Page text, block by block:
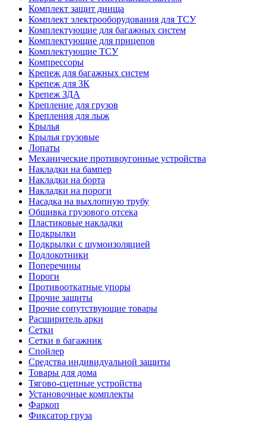
Комплект защит днища
Комплект электрооборудования для ТСУ
Комплектующие для багажных систем
Комплектующие для прицепов
Комплектующие ТСУ
Компрессоры
Крепеж для багажных систем
Крепеж для ЗК
Крепеж ЗДА
Крепление для грузов
Крепления для лыж
Крылья
Крылья грузовые
Лопаты
Механические противоугонные устройства
Накладки на бампер
Накладки на борта
Накладки на пороги
Насадка на выхлопную трубу
Обшивка грузового отсека
Пластиковые накладки
Подкрылки
Подкрылки с шумоизоляцией
Подлокотники
Поперечины
Пороги
Противооткатные упоры
Прочие защиты
Прочие сопутствующие товары
Расширитель арки
Сетки
Сетки в багажник
Спойлер
Средства индивидуальной защиты
Товары для дома
Тягово-сцепные устройства
Установочные комплекты
Фаркоп
Фиксатор груза